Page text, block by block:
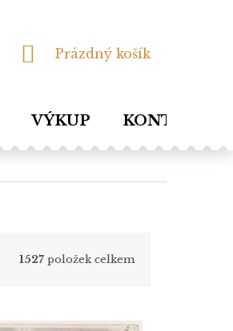
NÁKUPNÍ
Prázdný košík
VÝKUP KONTAKTY
1527 položek celkem